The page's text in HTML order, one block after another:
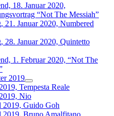
18. Januar 2020,
“Not The Messiah”
21. Januar 2020, Numbered
28. Januar 2020, Quintetto
1. Februar 2020, “Not The
2019
Tempesta Reale
Nio
2019, Guido Goh
2019, Bruno Amalfitano